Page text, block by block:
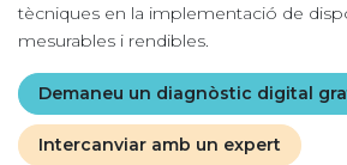
tècniques en la implementació de
mesurables i rendibles.
Demaneu un diagnòstic digital
Intercanviar amb un expert